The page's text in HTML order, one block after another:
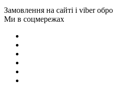
Замовлення на сайті і viber
Ми в соцмережах